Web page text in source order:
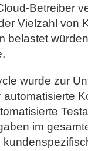
Betreiber
Vielzahl von
belastet
wurde zur
im